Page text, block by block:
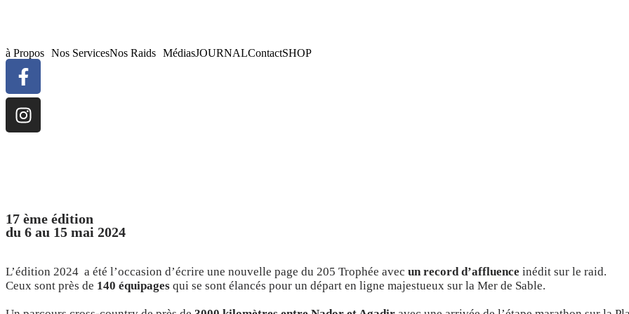
à Propos Nos ServicesNos Raids MédiasJOURNALContactSHOP
17 ème édition
du 6 au 15 mai 2024
L’édition 2024 a été l’occasion d’écrire une nouvelle page du 205 Trophée avec un record d’affluence inédit sur le raid.
Ceux sont près de 140 équipages qui se sont élancés pour un départ en ligne majestueux sur la Mer de Sable.